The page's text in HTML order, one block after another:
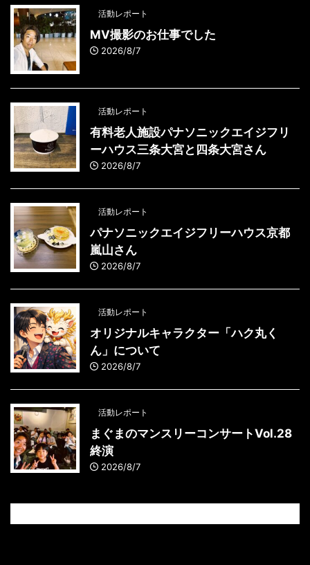
活動レポート
MV撮影のお仕事でした
2026/8/7
活動レポート
有料老人施設パナソニックエイジフリ
ーハウス三条大宮と四条大宮さん
2026/8/7
活動レポート
パナソニックエイジフリーハウス京都
嵐山さん
2026/8/7
活動レポート
オリジナルキャラクター「ハク丸く
ん」について
2026/8/7
活動レポート
まぐまのマンスリーコンサートVol.28
終演
2026/8/7